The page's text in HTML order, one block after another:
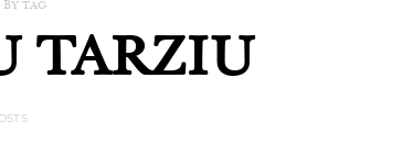
BY TAG
TARZIU